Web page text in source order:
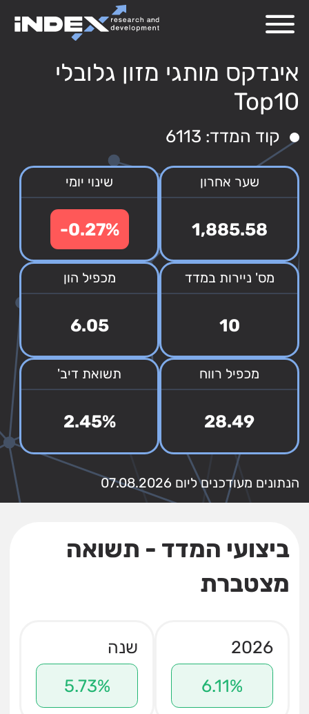
אינדקס מותגי מזון גלובלי
Top10
קוד המדד: 6113
שער אחרון
1,885.58
שינוי יומי
-0.27%
מס' ניירות במדד
10
מכפיל הון
6.05
מכפיל רווח
28.49
תשואת דיב'
2.45%
הנתונים מעודכנים ליום 07.08.2026
ביצועי המדד - תשואה
מצטברת
2026
6.11%
שנה
5.73%